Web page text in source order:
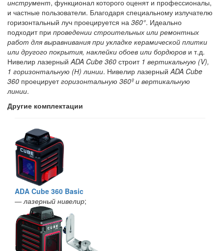
инструмент, функционал которого оценят и профессионалы,
и частные пользователи. Благодаря специальному излучателю
горизонтальный луч проецируется на 360°. Идеально
подходит при проведении строительных или ремонтных
работ для выравнивания при укладке керамической плитки
или другого покрытия, наклейки обоев или бордюров и т.д.
Нивелир лазерныйADA Cube 360 строит 1 вертикальную (V),
1 горизонтальную (Н) линии. Нивелир лазерныйADA Cube
360 проецируетгоризонтальную 360º и вертикальную
линии.
Другие комплектации
ADA Cube 360 Basic
―лазерный нивелир;